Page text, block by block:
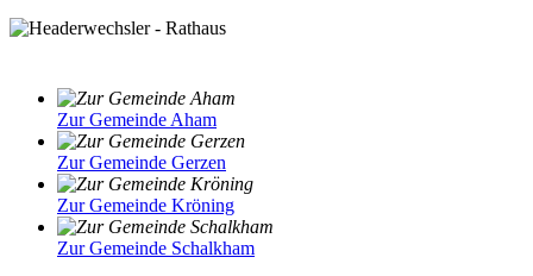
Zur Gemeinde Aham
Zur Gemeinde Gerzen
Zur Gemeinde Kröning
Zur Gemeinde Schalkham